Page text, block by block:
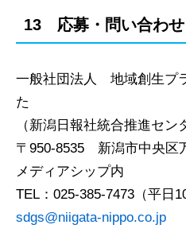
13 応募・問い合わせ
一般社団法人 地域創生プ
た
（新潟日報社統合推進セン
〒950-8535 新潟市中央区
メディアシップ内
TEL：025-385-7473（平日
sdgs@niigata-nippo.co.jp